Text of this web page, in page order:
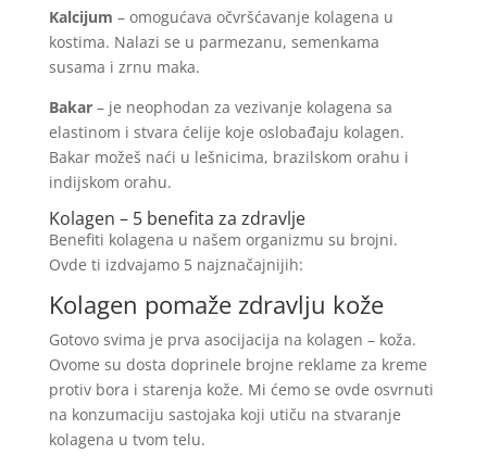
Kalcijum – omogućava očvršćavanje kolagena u
kostima. Nalazi se u parmezanu, semenkama
susama i zrnu maka.
Bakar– je neophodan za vezivanje kolagena sa
elastinom i stvara ćelije koje oslobađaju kolagen.
Bakar možeš naći u lešnicima, brazilskom orahu i
indijskom orahu.
Kolagen – 5 benefita za zdravlje
Benefiti kolagena u našem organizmu su brojni.
Ovde ti izdvajamo 5 najznačajnijih:
Kolagen pomaže zdravlju kože
Gotovo svima je prva asocijacija na kolagen – koža.
Ovome su dosta doprinele brojne reklame za kreme
protiv bora i starenja kože. Mi ćemo se ovde osvrnuti
na konzumaciju sastojaka koji utiču na stvaranje
kolagena u tvom telu.